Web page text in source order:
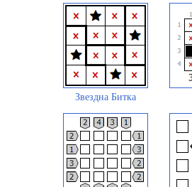
Звездна Битка